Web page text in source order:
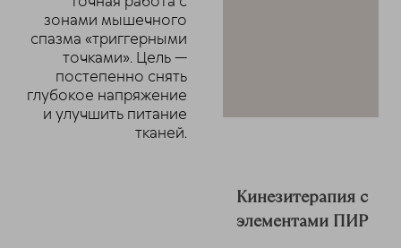
зонами мышечного
спазма «триггерными
точками». Цель —
постепенно снять
глубокое напряжение
и улучшить питание
тканей.
Кинезитерапия с
элементами ПИР